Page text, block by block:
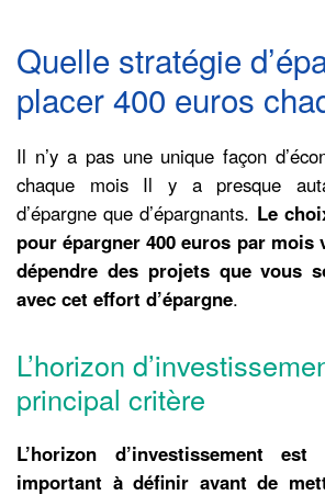
Quelle stratégie
placer 400 euros
Il n’y a pas une unique façon
chaque mois Il y a presque
d’épargne que d’épargnants. Le
pour épargner 400 euros par mois
dépendre des projets que vous
avec cet effort d’épargne.
L’horizon
principal critère
L’horizon d’investissement
important à définir avant de